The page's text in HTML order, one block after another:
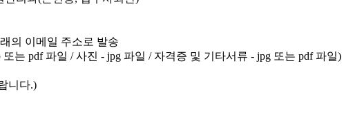
의 이메일 주소로 발송
는 pdf 파일 / 사진 - jpg 파일 / 자격증 및 기타서류 - jpg 또는 pdf 파일)
니다.)